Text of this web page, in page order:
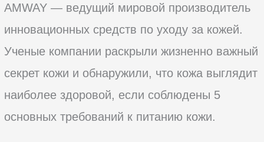
AMWAY — ведущий мировой производитель
инновационных средств по уходу за кожей.
Ученые компании раскрыли жизненно важный
секрет кожи и обнаружили, что кожа выглядит
наиболее здоровой, если соблюдены 5
основных требований к питанию кожи.